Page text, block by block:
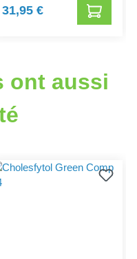
31,95 €
ont aussi